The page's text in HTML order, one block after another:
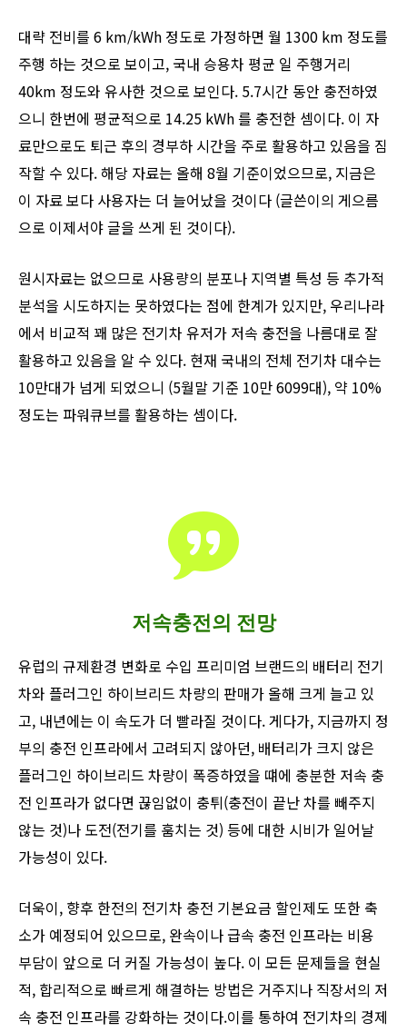
대략 전비를 6 km/kWh 정도로 가정하면 월 1300 km 정도를
주행 하는 것으로 보이고, 국내 승용차 평균 일 주행거리
40km 정도와 유사한 것으로 보인다. 5.7시간 동안 충전하였
으니 한번에 평균적으로 14.25 kWh 를 충전한 셈이다. 이 자
료만으로도 퇴근 후의 경부하 시간을 주로 활용하고 있음을 짐
작할 수 있다. 해당 자료는 올해 8월 기준이었으므로, 지금은
이 자료 보다 사용자는 더 늘어났을 것이다 (글쓴이의 게으름
으로 이제서야 글을 쓰게 된 것이다).
원시자료는 없으므로 사용량의 분포나 지역별 특성 등 추가적
분석을 시도하지는 못하였다는 점에 한계가 있지만, 우리나라
에서 비교적 꽤 많은 전기차 유저가 저속 충전을 나름대로 잘
활용하고 있음을 알 수 있다. 현재 국내의 전체 전기차 대수는
10만대가 넘게 되었으니 (5월말 기준 10만 6099대), 약 10%
정도는 파워큐브를 활용하는 셈이다.
저속충전의 전망
유럽의 규제환경 변화로 수입 프리미엄 브랜드의 배터리 전기
차와 플러그인 하이브리드 차량의 판매가 올해 크게 늘고 있
고, 내년에는 이 속도가 더 빨라질 것이다. 게다가, 지금까지 정
부의 충전 인프라에서 고려되지 않아던, 배터리가 크지 않은
플러그인 하이브리드 차량이 폭증하였을 떄에 충분한 저속 충
전 인프라가 없다면 끊임없이 충튀(충전이 끝난 차를 빼주지
않는 것)나 도전(전기를 훔치는 것) 등에 대한 시비가 일어날
가능성이 있다.
더욱이, 향후 한전의 전기차 충전 기본요금 할인제도 또한 축
소가 예정되어 있으므로, 완속이나 급속 충전 인프라는 비용
부담이 앞으로 더 커질 가능성이 높다. 이 모든 문제들을 현실
적, 합리적으로 빠르게 해결하는 방법은 거주지나 직장서의 저
속 충전 인프라를 강화하는 것이다.이를 통하여 전기차의 경제